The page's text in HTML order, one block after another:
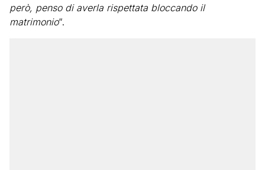
però, penso di averla rispettata bloccando il
matrimonio“.